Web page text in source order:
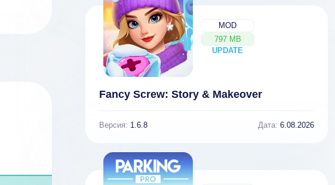
MOD
797 MB
UPDATE
NEW
Fancy Screw: Story & Makeover
Версия: 1.6.8 Дата: 6.08.2026